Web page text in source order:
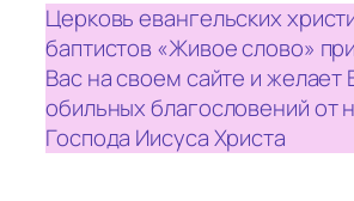
Церковь евангельских
баптистов «Живое слово»
Вас на своем сайте и желает
обильных благословений от
Господа Иисуса Христа